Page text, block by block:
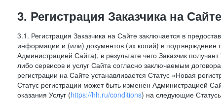
3. Регистрация Заказчика на Сайте
3.1. Регистрация Заказчика на Сайте заключается в
информации и (или) документов (их копий) в
Администрацией Сайта), в результате чего Заказчик
либо сервисов и услуг Сайта согласно заключаемым
регистрации на Сайте устанавливается Статус «Новая
Статус регистрации может быть изменен Администрацией
оказания Услуг (https://hh.ru/conditions) на следующие